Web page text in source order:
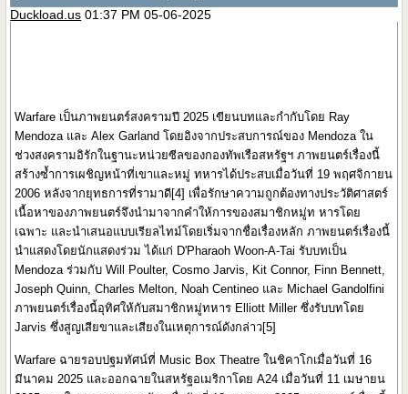
Duckload.us 01:37 PM 05-06-2025
Warfare เป็นภาพยนตร์สงครามปี 2025 เขียนบทและกำกับโดย Ray
Mendoza และ Alex Garland โดยอิงจากประสบการณ์ของ Mendoza ใน
ช่วงสงครามอิรักในฐานะหน่วยซีลของกองทัพเรือสหรัฐฯ ภาพยนตร์เรื่องนี้
สร้างซ้ำการเผชิญหน้าที่เขาและหมู่ ทหารได้ประสบเมื่อวันที่ 19 พฤศจิกายน
2006 หลังจากยุทธการที่รามาดี[4] เพื่อรักษาความถูกต้องทางประวัติศาสตร์
เนื้อหาของภาพยนตร์จึงนำมาจากคำให้การของสมาชิกหมู่ท หารโดย
เฉพาะ และนำเสนอแบบเรียลไทม์โดยเริ่มจากชื่อเรื่องหลัก ภาพยนตร์เรื่องนี้
นำแสดงโดยนักแสดงร่วม ได้แก่ D'Pharaoh Woon-A-Tai รับบทเป็น
Mendoza ร่วมกับ Will Poulter, Cosmo Jarvis, Kit Connor, Finn Bennett,
Joseph Quinn, Charles Melton, Noah Centineo และ Michael Gandolfini
ภาพยนตร์เรื่องนี้อุทิศให้กับสมาชิกหมู่ทหาร Elliott Miller ซึ่งรับบทโดย
Jarvis ซึ่งสูญเสียขาและเสียงในเหตุการณ์ดังกล่าว[5]
Warfare ฉายรอบปฐมทัศน์ที่ Music Box Theatre ในชิคาโกเมื่อวันที่ 16
มีนาคม 2025 และออกฉายในสหรัฐอเมริกาโดย A24 เมื่อวันที่ 11 เมษายน